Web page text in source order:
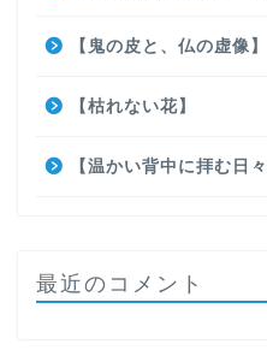
【鬼の皮と、仏の虚像】
【枯れない花】
【温かい背中に拝む日
最近のコメント